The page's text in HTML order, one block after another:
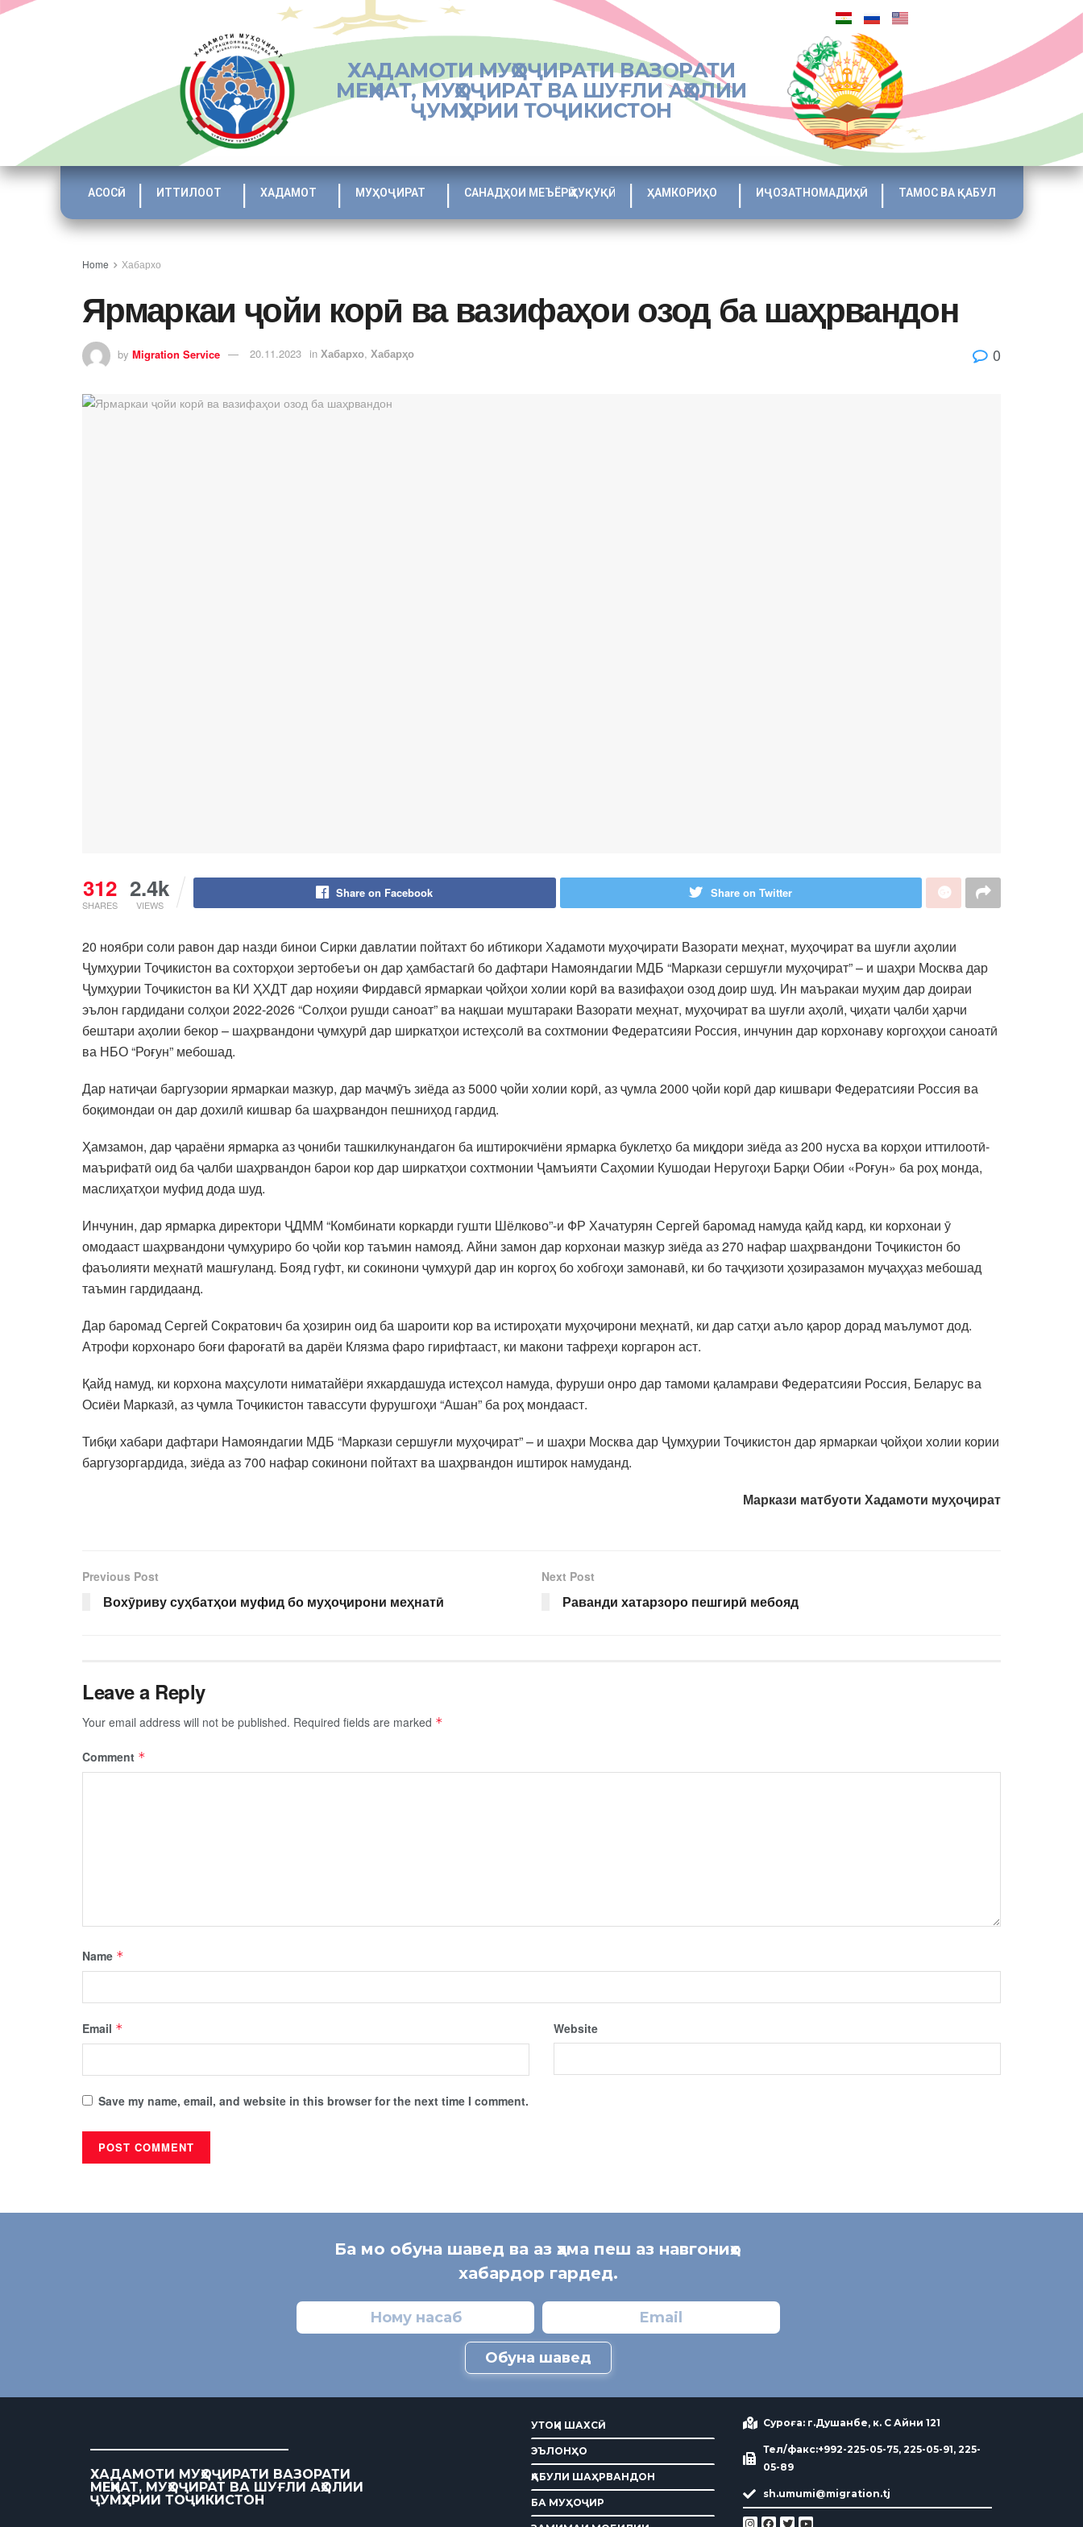
ХАДАМОТИ МУҲОҶИРАТИ ВАЗОРАТИ
МЕҲНАТ, МУҲОҶИРАТ ВА ШУҒЛИ АҲОЛИИ
ҶУМҲУРИИ ТОҶИКИСТОН
АСОСӢ ИТТИЛООТ ХАДАМОТ МУҲОҶИРАТ САНАДҲОИ МЕЪЁРӢ ҲУҚУҚӢ ҲАМКОРИҲО ИҶОЗАТНОМАДИҲӢ ТАМОС ВА ҚАБУЛ
Home Хабархо
Ярмаркаи ҷойи корӣ ва вазифаҳои озод ба шаҳрвандон
by Migration Service 20.11.2023 in Хабархо, Хабарҳо 0
312
SHARES
2.4k
VIEWS
Share on Facebook Share on Twitter
20 ноябри соли равон дар назди бинои Сирки давлатии пойтахт бо ибтикори Хадамоти муҳоҷирати Вазорати меҳнат, муҳоҷират ва шуғли аҳолии
Ҷумҳурии Тоҷикистон ва сохторҳои зертобеъи он дар ҳамбастагӣ бо дафтари Намояндагии МДБ “Маркази сершуғли муҳоҷират” – и шаҳри Москва дар
Ҷумҳурии Тоҷикистон ва КИ ҲХДТ дар ноҳияи Фирдавсӣ ярмаркаи ҷойҳои холии корӣ ва вазифаҳои озод доир шуд. Ин маъракаи муҳим дар доираи
эълон гардидани солҳои 2022-2026 “Солҳои рушди саноат” ва нақшаи муштараки Вазорати меҳнат, муҳоҷират ва шуғли аҳолӣ, ҷиҳати ҷалби ҳарчи
бештари аҳолии бекор – шаҳрвандони ҷумҳурӣ дар ширкатҳои истеҳсолӣ ва сохтмонии Федератсияи Россия, инчунин дар корхонаву коргоҳҳои саноатӣ
ва НБО “Роғун” мебошад.
Дар натиҷаи баргузории ярмаркаи мазкур, дар маҷмӯъ зиёда аз 5000 ҷойи холии корӣ, аз ҷумла 2000 ҷойи корӣ дар кишвари Федератсияи Россия ва
боқимондаи он дар дохилӣ кишвар ба шаҳрвандон пешниҳод гардид.
Ҳамзамон, дар ҷараёни ярмарка аз ҷониби ташкилкунандагон ба иштирокчиёни ярмарка буклетҳо ба миқдори зиёда аз 200 нусха ва корҳои иттилоотӣ-
маърифатӣ оид ба ҷалби шаҳрвандон барои кор дар ширкатҳои сохтмонии Ҷамъияти Саҳомии Кушодаи Неругоҳи Барқи Обии «Роғун» ба роҳ монда,
маслиҳатҳои муфид дода шуд.
Инчунин, дар ярмарка директори ҶДММ “Комбинати коркарди гушти Шёлково”-и ФР Хачатурян Сергей баромад намуда қайд кард, ки корхонаи ӯ
омодааст шаҳрвандони ҷумҳуриро бо ҷойи кор таъмин намояд. Айни замон дар корхонаи мазкур зиёда аз 270 нафар шаҳрвандони Тоҷикистон бо
фаъолияти меҳнатӣ машғуланд. Бояд гуфт, ки сокинони ҷумҳурӣ дар ин коргоҳ бо хобгоҳи замонавӣ, ки бо таҷҳизоти ҳозиразамон муҷаҳҳаз мебошад
таъмин гардидаанд.
Дар баромад Сергей Сократович ба ҳозирин оид ба шароити кор ва истироҳати муҳоҷирони меҳнатӣ, ки дар сатҳи аъло қарор дорад маълумот дод.
Атрофи корхонаро боғи фароғатӣ ва дарёи Клязма фаро гирифтааст, ки макони тафреҳи коргарон аст.
Қайд намуд, ки корхона маҳсулоти ниматайёри яхкардашуда истеҳсол намуда, фуруши онро дар тамоми қаламрави Федератсияи Россия, Беларус ва
Осиёи Марказӣ, аз ҷумла Тоҷикистон тавассути фурушгоҳи “Ашан” ба роҳ мондааст.
Тибқи хабари дафтари Намояндагии МДБ “Маркази сершуғли муҳоҷират” – и шаҳри Москва дар Ҷумҳурии Тоҷикистон дар ярмаркаи ҷойҳои холии кории
баргузоргардида, зиёда аз 700 нафар сокинони пойтахт ва шаҳрвандон иштирок намуданд.
Маркази матбуоти Хадамоти муҳоҷират
Previous Post
Вохӯриву суҳбатҳои муфид бо муҳоҷирони меҳнатӣ
Next Post
Раванди хатарзоро пешгирӣ мебояд
Leave a Reply
Your email address will not be published. Required fields are marked *
Comment *
Name *
Email * Website
Save my name, email, and website in this browser for the next time I comment.
Ба мо обуна шавед ва аз ҳама пеш аз навгониҳо
хабардор гардед.
Обуна шавед
ХАДАМОТИ МУҲОҶИРАТИ ВАЗОРАТИ
МЕҲНАТ, МУҲОҶИРАТ ВА ШУҒЛИ АҲОЛИИ
ҶУМҲУРИИ ТОҶИКИСТОН
УТОҚИ ШАХСӢ
ЭЪЛОНҲО
ҚАБУЛИ ШАҲРВАНДОН
БА МУҲОҶИР
Суроға: г.Душанбе, к. С Айни 121
Тел/факс:+992-225-05-75, 225-05-91, 225-
05-89
sh.umumi@migration.tj